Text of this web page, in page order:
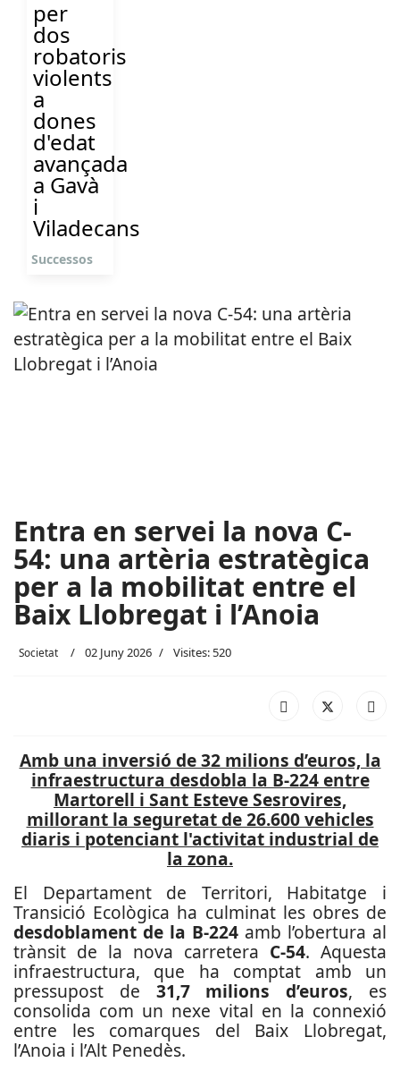
per
dos
robatoris
violents
a
dones
d'edat
avançada
a Gavà
i
Viladecans
Successos
Entra en servei la nova C-
54: una artèria estratègica
per a la mobilitat entre el
Baix Llobregat i l’Anoia
Societat 02 Juny 2026 Visites: 520
Amb una inversió de 32 milions d’euros, la
infraestructura desdobla la B-224 entre
Martorell i Sant Esteve Sesrovires,
millorant la seguretat de 26.600 vehicles
diaris i potenciant l'activitat industrial de
la zona.
El Departament de Territori, Habitatge i
Transició Ecològica ha culminat les obres de
desdoblament de la B-224 amb l’obertura al
trànsit de la nova carretera C-54. Aquesta
infraestructura, que ha comptat amb un
pressupost de 31,7 milions d’euros, es
consolida com un nexe vital en la connexió
entre les comarques del Baix Llobregat,
l’Anoia i l’Alt Penedès.